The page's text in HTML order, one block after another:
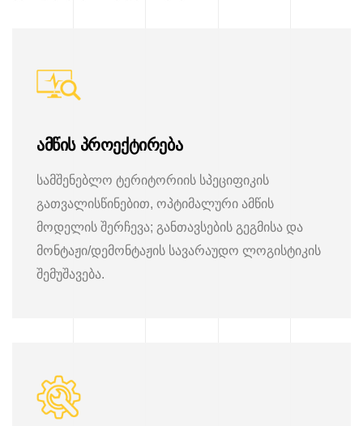
ამწის პროექტირება
სამშენებლო ტერიტორიის სპეციფიკის
გათვალისწინებით, ოპტიმალური ამწის
მოდელის შერჩევა; განთავსების გეგმისა და
მონტაჟი/დემონტაჟის სავარაუდო ლოგისტიკის
შემუშავება.